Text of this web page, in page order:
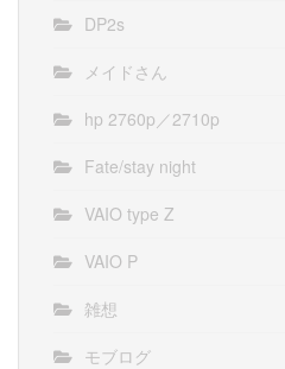
DP2s
メイドさん
hp 2760p／2710p
Fate/stay night
VAIO type Z
VAIO P
雑想
モブログ